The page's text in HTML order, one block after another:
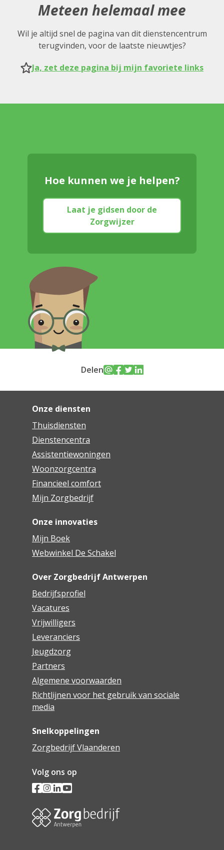
Meteen helemaal mee
Wil je altijd snel de pagina van dit dienstencentrum
terugvinden, voor de laatste nieuwtjes?
Ja, zet deze pagina bij mijn favoriete links
Hoe kunnen we je helpen?
Laat je gidsen door de
Zorgwijzer
Delen
Onze diensten
Thuisdiensten
Dienstencentra
Assistentiewoningen
Woonzorgcentra
Financieel comfort
Mijn Zorgbedrijf
Onze innovaties
Mijn Boek
Webwinkel De Schakel
Over Zorgbedrijf Antwerpen
Bedrijfsprofiel
Vacatures
Vrijwilligers
Leveranciers
Jeugdzorg
Partners
Algemene voorwaarden
Richtlijnen voor het gebruik van sociale
media
Snelkoppelingen
Zorgbedrijf Vlaanderen
Volg ons op